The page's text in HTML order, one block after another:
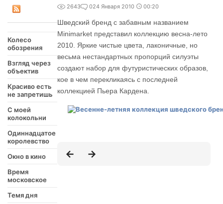
Колесо
обозрения
Взгляд через
объектив
Красиво есть
не запретишь
С моей
колокольни
Одиннадцатое
королевство
Окно в кино
Время
московское
Темя дня
2643 024 Января 2010 00:20
Шведский бренд с забавным названием
Minimarket представил коллекцию весна-лето
2010. Яркие чистые цвета, лаконичные, но
весьма нестандартных пропорций силуэты
создают набор для футуристических образов,
кое в чем перекликаясь с последней
коллекцией Пьера Кардена.